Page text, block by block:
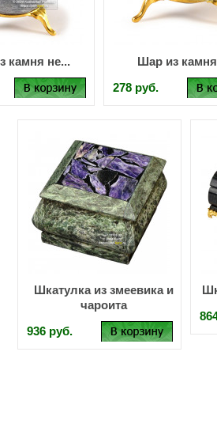
камня не...
Шар из
278 руб.
Шкатулка из змеевика и
чароита
936 руб.